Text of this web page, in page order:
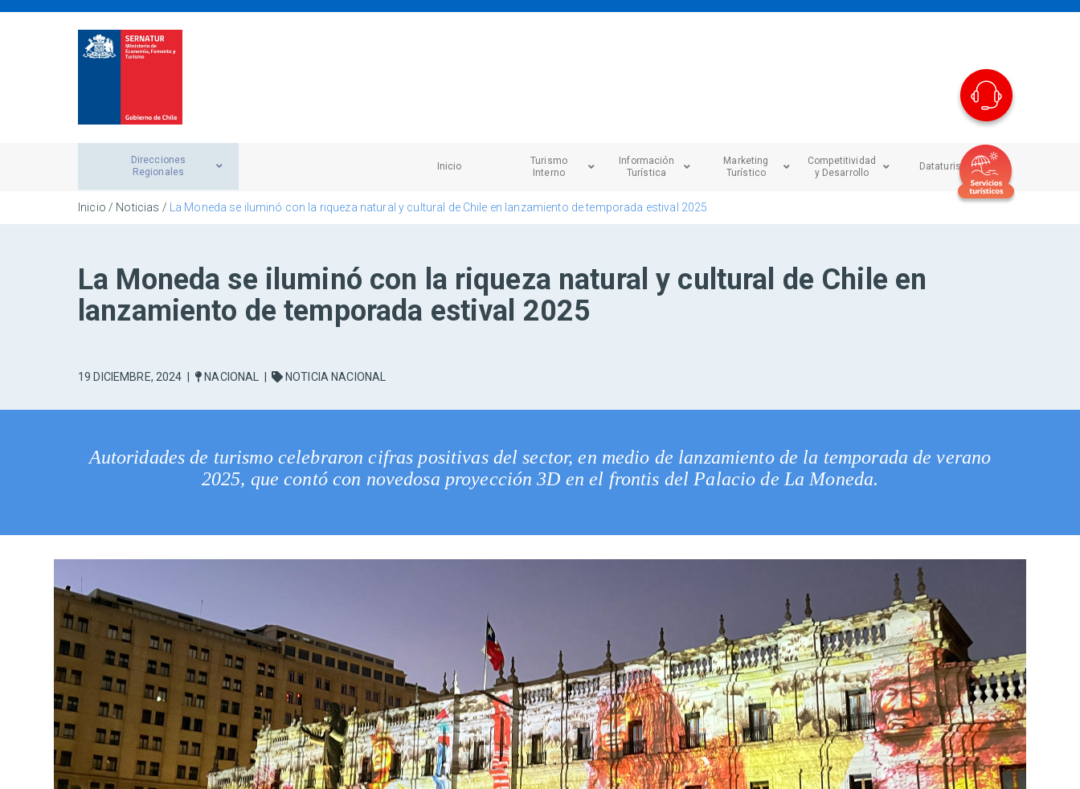
Direcciones
Regionales
Inicio
Turismo
Interno
Información
Turística
Marketing
Turístico
Competitividad
y Desarrollo
Dataturismo
Inicio / Noticias / La Moneda se iluminó con la riqueza natural y cultural de Chile en lanzamiento de temporada estival 2025
La Moneda se iluminó con la riqueza natural y cultural de Chile en
lanzamiento de temporada estival 2025
19 DICIEMBRE, 2024 NACIONAL NOTICIA NACIONAL
Autoridades de turismo celebraron cifras positivas del sector, en medio de lanzamiento de la temporada de verano
2025, que contó con novedosa proyección 3D en el frontis del Palacio de La Moneda.